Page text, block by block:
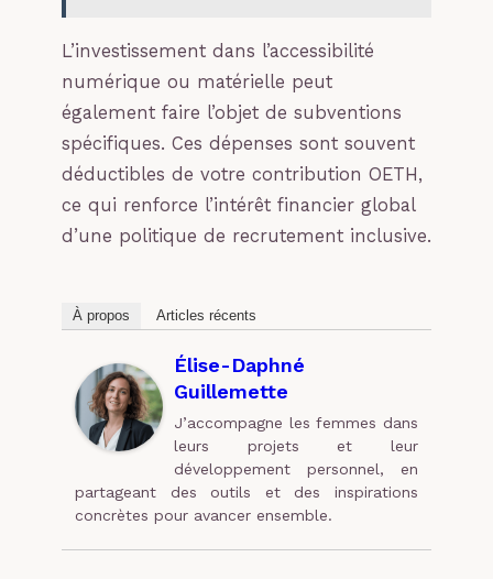
L’investissement dans l’accessibilité
numérique ou matérielle peut
également faire l’objet de subventions
spécifiques. Ces dépenses sont souvent
déductibles de votre contribution OETH,
ce qui renforce l’intérêt financier global
d’une politique de recrutement inclusive.
À propos Articles récents
Élise-Daphné
Guillemette
J’accompagne les femmes dans
leurs projets et leur
développement personnel, en
partageant des outils et des inspirations
concrètes pour avancer ensemble.